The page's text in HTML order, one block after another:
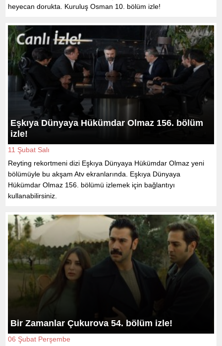
heyecan dorukta. Kuruluş Osman 10. bölüm izle!
Eşkıya Dünyaya Hükümdar Olmaz 156. bölüm
izle!
11 Şubat Salı
Reyting rekortmeni dizi Eşkıya Dünyaya Hükümdar Olmaz yeni
bölümüyle bu akşam Atv ekranlarında. Eşkıya Dünyaya
Hükümdar Olmaz 156. bölümü izlemek için bağlantıyı
kullanabilirsiniz.
Bir Zamanlar Çukurova 54. bölüm izle!
06 Şubat Perşembe